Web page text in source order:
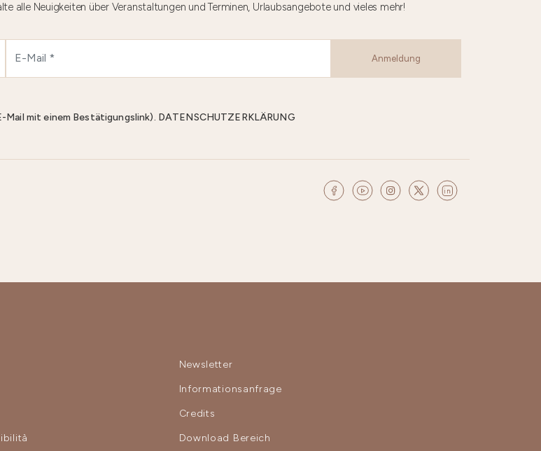
alle Neuigkeiten über Veranstaltungen und Terminen, Urlaubsangebote und vieles mehr!
Anmeldung
mit einem Bestätigungslink). DATENSCHUTZERKLÄRUNG
Newsletter
Informationsanfrage
Credits
Download Bereich